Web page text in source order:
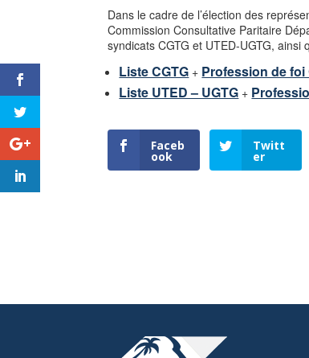
Dans le cadre de l’élection des
Commission Consultative Paritaire
syndicats CGTG et UTED-UGTG, ainsi
Liste CGTG + Profession de foi
Liste UTED – UGTG +
Faceb
ook
Twitt
er